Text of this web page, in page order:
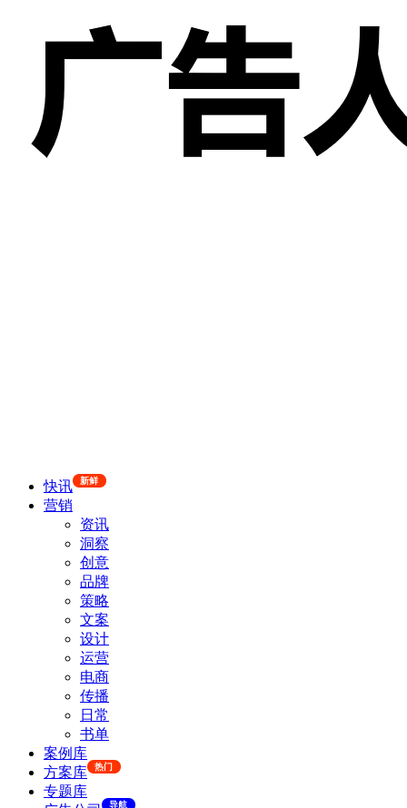
快讯 新鲜
营销
资讯
洞察
创意
品牌
策略
文案
设计
运营
电商
传播
日常
书单
案例库
方案库
热门
专题库
导航